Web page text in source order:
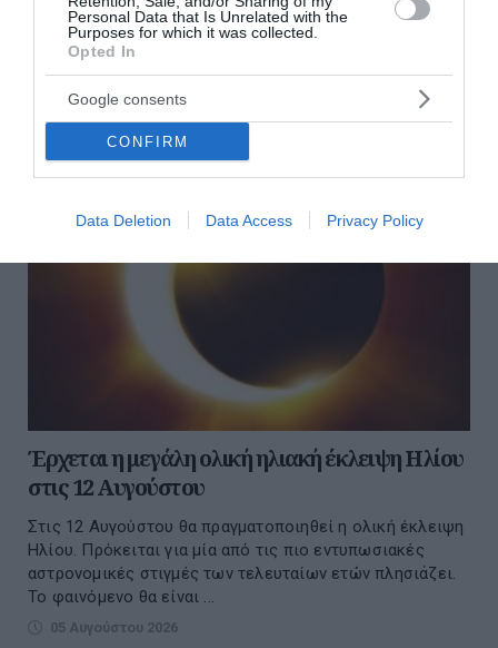
Personal Data that Is Unrelated with the
Purposes for which it was collected.
Opted In
Google consents
CONFIRM
Data Deletion Data Access Privacy Policy
24 Αυγούστου. Η κορύφωση του φαινομένου να
αναμένεται τις νύχτες της 12ης...
31 Ιουλίου 2026
Έρχεται η μεγάλη ολική ηλιακή έκλειψη Ηλίου
στις 12 Αυγούστου
Στις 12 Αυγούστου θα πραγματοποιηθεί η ολική έκλειψη
Ηλίου. Πρόκειται για μία από τις πιο εντυπωσιακές
αστρονομικές στιγμές των τελευταίων ετών πλησιάζει.
Το φαινόμενο θα είναι ...
05 Αυγούστου 2026